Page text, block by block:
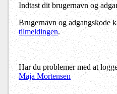
Indtast dit brugernavn og
Brugernavn og adgangskode
tilmeldingen.
Har du problemer med at
Maja Mortensen